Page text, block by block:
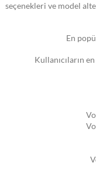
seçenekleri ve model
En
Kullanıcıların